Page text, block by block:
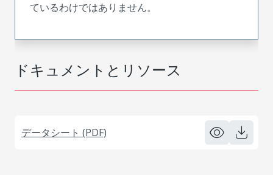
ドキュメントとリソース
データシート (PDF)
ているわけではありません。